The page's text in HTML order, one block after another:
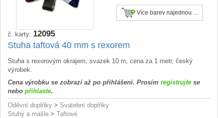
Více barev najednou ...
č. karty: 12095
Stuha taftová 40 mm s rexorem
Stuha s rexorovým okrajem, svazek 10 m, cena za 1 metr, český
výrobek.
Cena výrobku se zobrazí až po přihlášení. Prosím registrujte se
nebo přihlaste.
Oděvní doplňky > Svatební doplňky
Stuhy a mašle > Taftové